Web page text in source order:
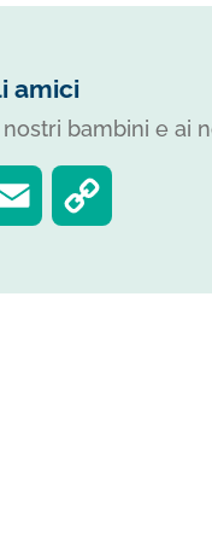
amici
bambini e ai